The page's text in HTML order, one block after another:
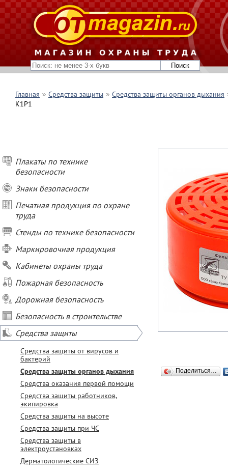
Главная Средства защиты
Средства защиты органов дыхания
К1Р1
Плакаты по технике
безопасности
Знаки безопасности
Печатная продукция по охране
труда
Стенды по технике безопасности
Маркировочная продукция
Кабинеты охраны труда
Пожарная безопасность
Дорожная безопасность
Безопасность в строительстве
Средства защиты
Средства защиты от вирусов и
бактерий
Средства защиты органов дыхания
Средства оказания первой помощи
Средства защиты работников,
экипировка
Средства защиты на высоте
Средства защиты при ЧС
Средства защиты в
электроустановках
Дерматологические СИЗ
Поделиться…